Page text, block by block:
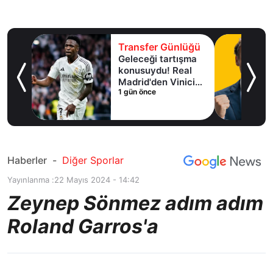
Transfer Günlüğü
Geleceği tartışma
konusuydu! Real
Madrid'den Vinicius
Junior kararı
1 gün önce
Haberler - Diğer Sporlar
Yayınlanma :22 Mayıs 2024 - 14:42
Zeynep Sönmez adım adım
Roland Garros'a